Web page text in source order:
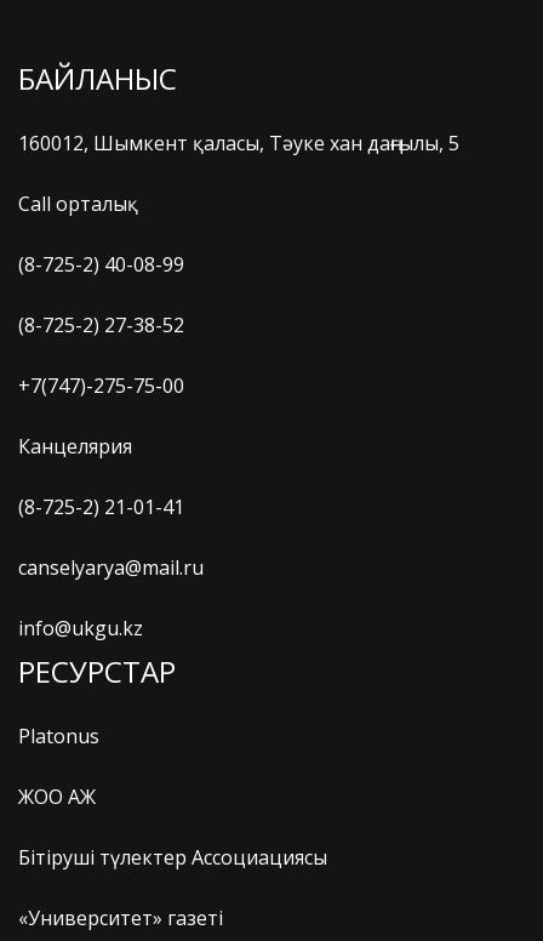
БАЙЛАНЫС
160012, Шымкент қаласы, Тәуке хан даңғылы, 5
Call орталық
(8-725-2) 40-08-99
(8-725-2) 27-38-52
+7(747)-275-75-00
Канцелярия
(8-725-2) 21-01-41
canselyarya@mail.ru
info@ukgu.kz
РЕСУРСТАР
Platonus
ЖОО АЖ
Бітіруші түлектер Ассоциациясы
«Университет» газеті